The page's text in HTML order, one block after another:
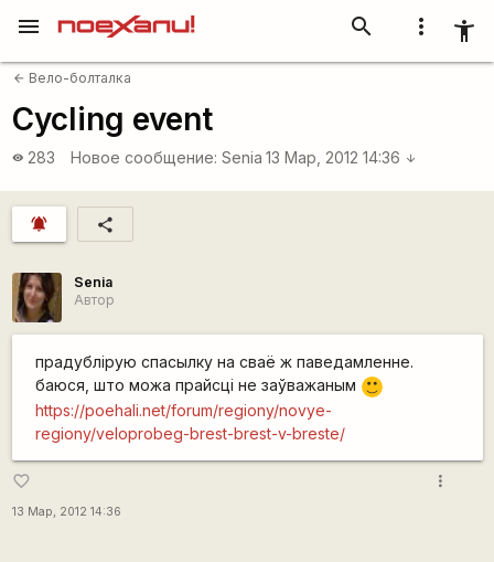
more_vert accessibility_new
search
menu
arrow_back Вело-болталка
Cycling event
visibility 283 Новое сообщение: Senia 13 Мар, 2012 14:36 arrow_downward
notifications_active share
Senia
Автор
прадублірую спасылку на сваё ж паведамленне.
баюся, што можа прайсці не заўважаным
:)
https://poehali.net/forum/regiony/novye-
regiony/veloprobeg-brest-brest-v-breste/
favorite_border
13 Мар, 2012 14:36
more_vert